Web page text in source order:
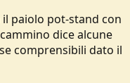
di:
da max 80-90mm e
tazze inox/alluminio
paiolo pot-stand con
dice alcune
comprensibili dato il